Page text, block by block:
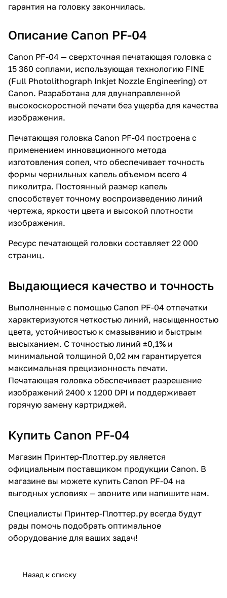
гарантия на головку закончилась.
Описание Canon PF-04
Canon PF-04 — сверхточная печатающая головка с
15 360 соплами, использующая технологию FINE
(Full Photolithograph Inkjet Nozzle Engineering) от
Canon. Разработана для двунаправленной
высокоскоростной печати без ущерба для качества
изображения.
Печатающая головка Canon PF-04 построена с
применением инновационного метода
изготовления сопел, что обеспечивает точность
формы чернильных капель объемом всего 4
пиколитра. Постоянный размер капель
способствует точному воспроизведению линий
чертежа, яркости цвета и высокой плотности
изображения.
Ресурс печатающей головки составляет 22 000
страниц.
Выдающиеся качество и точность
Выполненные с помощью Canon PF-04 отпечатки
характеризуются четкостью линий, насыщенностью
цвета, устойчивостью к смазыванию и быстрым
высыханием. С точностью линий ±0,1% и
минимальной толщиной 0,02 мм гарантируется
максимальная прецизионность печати.
Печатающая головка обеспечивает разрешение
изображений 2400 x 1200 DPI и поддерживает
горячую замену картриджей.
Купить Canon PF-04
Магазин Принтер-Плоттер.ру является
официальным поставщиком продукции Canon. В
магазине вы можете купить Canon PF-04 на
выгодных условиях — звоните или напишите нам.
Специалисты Принтер-Плоттер.ру всегда будут
рады помочь подобрать оптимальное
оборудование для ваших задач!
Назад к списку